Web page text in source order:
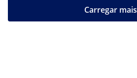
Carregar mais